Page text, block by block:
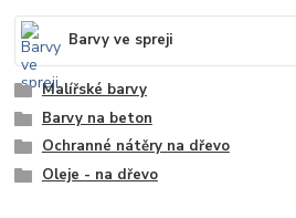
Barvy ve spreji
Malířské barvy
Barvy na beton
Ochranné nátěry na dřevo
Oleje - na dřevo